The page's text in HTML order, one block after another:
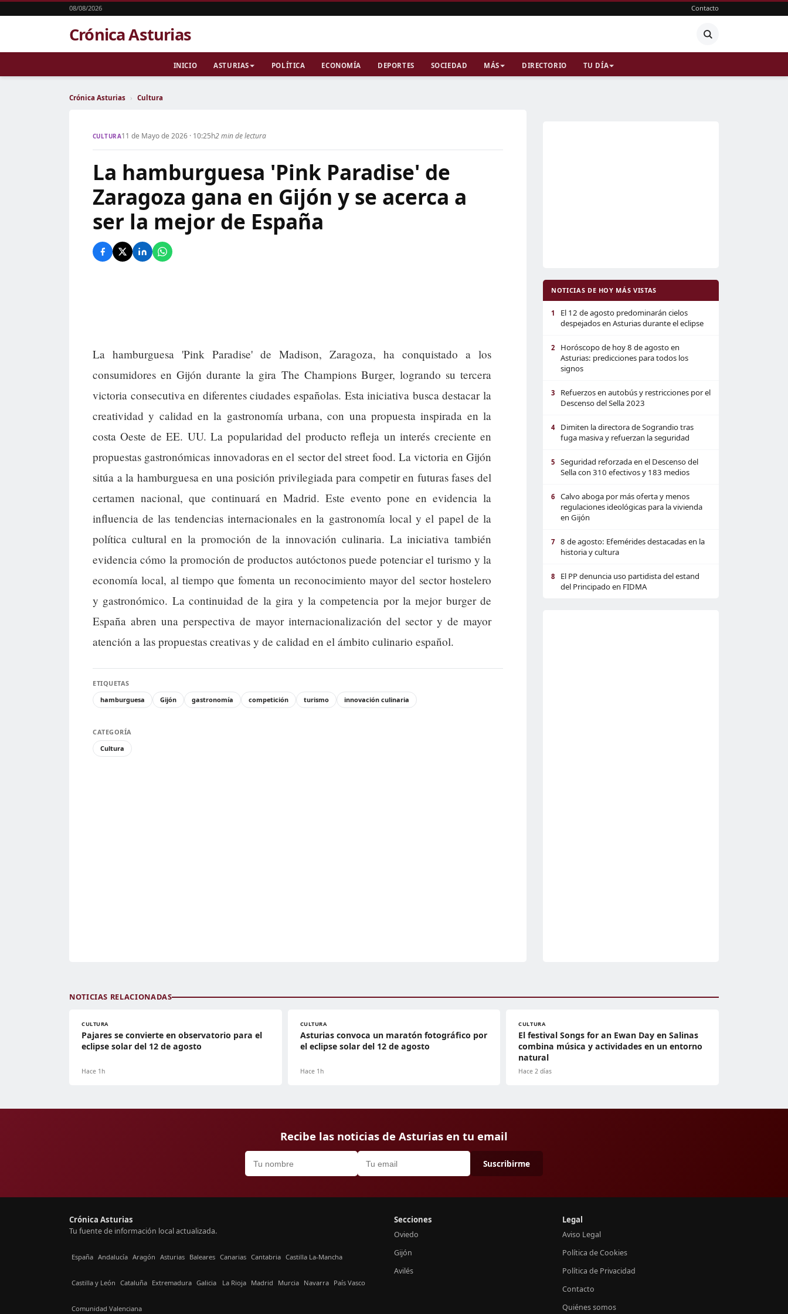
08/08/2026 Contacto
Crónica Asturias
INICIO ASTURIAS POLÍTICA ECONOMÍA DEPORTES SOCIEDAD MÁS DIRECTORIO TU DÍA
Crónica Asturias › Cultura
CULTURA11 de Mayo de 2026 · 10:25h2 min de lectura
La hamburguesa 'Pink Paradise' de
Zaragoza gana en Gijón y se acerca a
ser la mejor de España
La hamburguesa 'Pink Paradise' de Madison, Zaragoza, ha conquistado a los
consumidores en Gijón durante la gira The Champions Burger, logrando su tercera
victoria consecutiva en diferentes ciudades españolas. Esta iniciativa busca destacar la
creatividad y calidad en la gastronomía urbana, con una propuesta inspirada en la
costa Oeste de EE. UU. La popularidad del producto refleja un interés creciente en
propuestas gastronómicas innovadoras en el sector del street food. La victoria en Gijón
sitúa a la hamburguesa en una posición privilegiada para competir en futuras fases del
certamen nacional, que continuará en Madrid. Este evento pone en evidencia la
influencia de las tendencias internacionales en la gastronomía local y el papel de la
política cultural en la promoción de la innovación culinaria. La iniciativa también
evidencia cómo la promoción de productos autóctonos puede potenciar el turismo y la
economía local, al tiempo que fomenta un reconocimiento mayor del sector hostelero
y gastronómico. La continuidad de la gira y la competencia por la mejor burger de
España abren una perspectiva de mayor internacionalización del sector y de mayor
atención a las propuestas creativas y de calidad en el ámbito culinario español.
ETIQUETAS
hamburguesa
Gijón gastronomía competición turismo innovación culinaria
CATEGORÍA
Cultura
NOTICIAS DE HOY MÁS VISTAS
1
El 12 de agosto predominarán cielos
despejados en Asturias durante el eclipse
2
Horóscopo de hoy 8 de agosto en
Asturias: predicciones para todos los
signos
3
Refuerzos en autobús y restricciones por el
Descenso del Sella 2023
4
Dimiten la directora de Sograndio tras
fuga masiva y refuerzan la seguridad
5
Seguridad reforzada en el Descenso del
Sella con 310 efectivos y 183 medios
6
Calvo aboga por más oferta y menos
regulaciones ideológicas para la vivienda
en Gijón
7
8 de agosto: Efemérides destacadas en la
historia y cultura
8
El PP denuncia uso partidista del estand
del Principado en FIDMA
NOTICIAS RELACIONADAS
CULTURA
Pajares se convierte en observatorio para el
eclipse solar del 12 de agosto
Hace 1h
CULTURA
Asturias convoca un maratón fotográfico por
el eclipse solar del 12 de agosto
Hace 1h
CULTURA
El festival Songs for an Ewan Day en Salinas
combina música y actividades en un entorno
natural
Hace 2 días
Recibe las noticias de Asturias en tu email
Suscribirme
Crónica Asturias
Tu fuente de información local actualizada.
España Andalucía Aragón Asturias Baleares Canarias Cantabria Castilla La-Mancha
Castilla y León Cataluña Extremadura Galicia La Rioja Madrid Murcia Navarra País Vasco
Comunidad Valenciana
Secciones
Oviedo
Gijón
Avilés
Legal
Aviso Legal
Política de Cookies
Política de Privacidad
Contacto
Quiénes somos